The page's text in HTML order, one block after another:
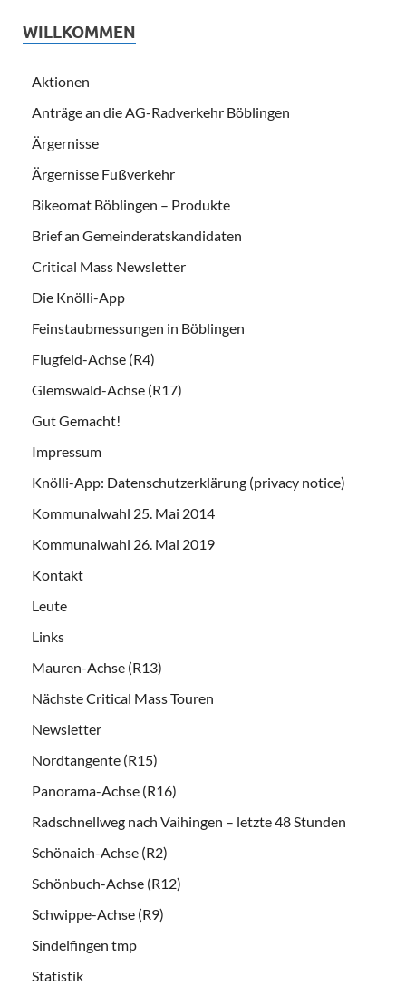
WILLKOMMEN
Aktionen
Anträge an die AG-Radverkehr Böblingen
Ärgernisse
Ärgernisse Fußverkehr
Bikeomat Böblingen – Produkte
Brief an Gemeinderatskandidaten
Critical Mass Newsletter
Die Knölli-App
Feinstaubmessungen in Böblingen
Flugfeld-Achse (R4)
Glemswald-Achse (R17)
Gut Gemacht!
Impressum
Knölli-App: Datenschutzerklärung (privacy notice)
Kommunalwahl 25. Mai 2014
Kommunalwahl 26. Mai 2019
Kontakt
Leute
Links
Mauren-Achse (R13)
Nächste Critical Mass Touren
Newsletter
Nordtangente (R15)
Panorama-Achse (R16)
Radschnellweg nach Vaihingen – letzte 48 Stunden
Schönaich-Achse (R2)
Schönbuch-Achse (R12)
Schwippe-Achse (R9)
Sindelfingen tmp
Statistik